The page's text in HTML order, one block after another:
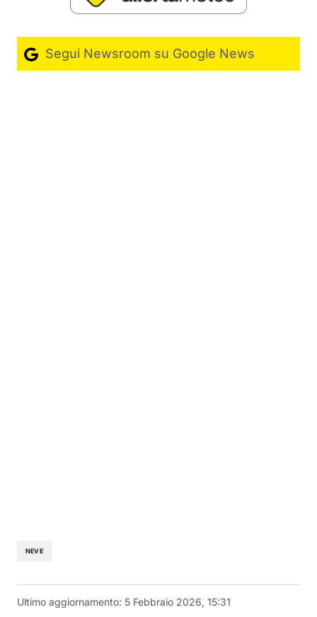
Segui Newsroom su Google News
NEVE
Ultimo aggiornamento: 5 Febbraio 2026, 15:31